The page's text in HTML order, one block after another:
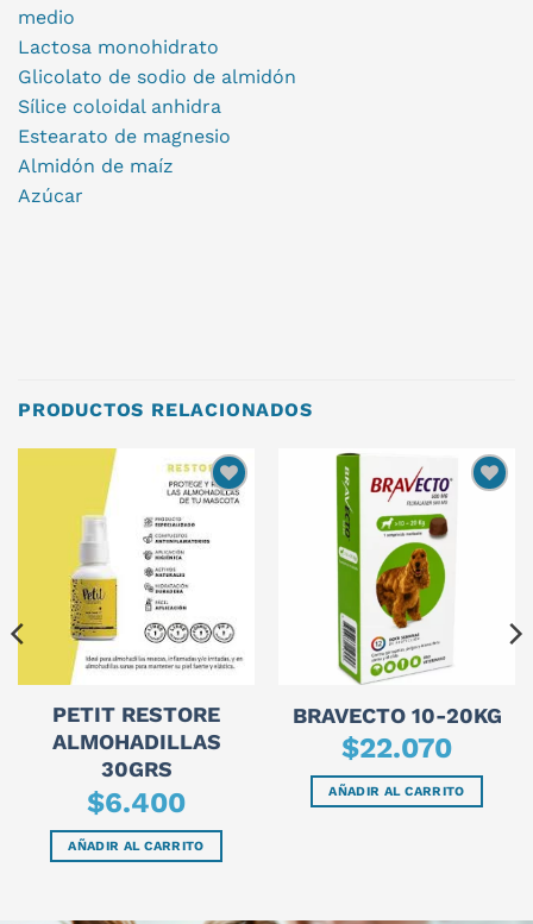
medio
Lactosa monohidrato
Glicolato de sodio de almidón
Sílice coloidal anhidra
Estearato de magnesio
Almidón de maíz
Azúcar
PRODUCTOS RELACIONADOS
PETIT RESTORE
ALMOHADILLAS
30GRS
$6.400
AÑADIR AL CARRITO
BRAVECTO 10-20KG
$22.070
AÑADIR AL CARRITO